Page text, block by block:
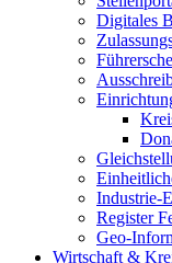
Digitales
Industrie-
Register
Geo-
Wirtschaft &